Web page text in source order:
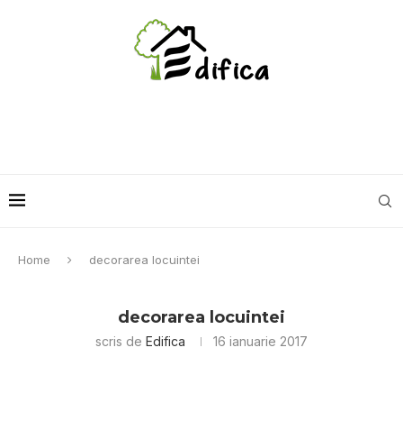
Home decorarea locuintei
decorarea locuintei
scris de Edifica 16 ianuarie 2017